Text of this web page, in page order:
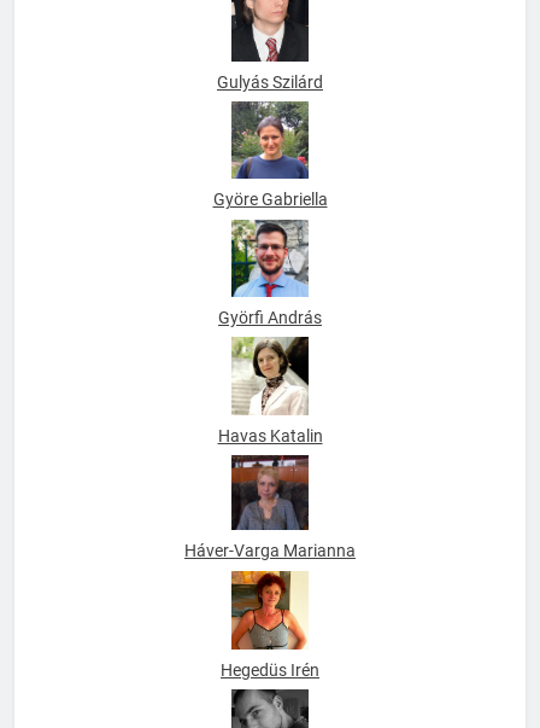
Gulyás Szilárd
Györe Gabriella
Györfi András
Havas Katalin
Háver-Varga Marianna
Hegedüs Irén